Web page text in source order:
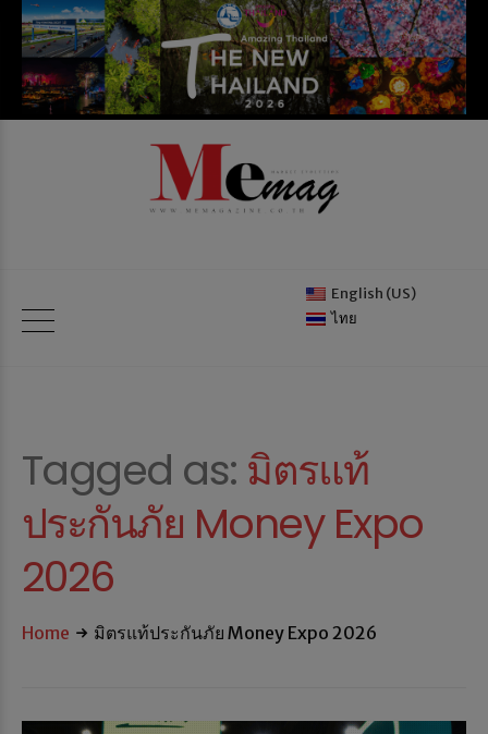
English (US)
ไทย
Tagged as: มิตรแท้
ประกันภัย Money Expo
2026
Home มิตรแท้ประกันภัย Money Expo 2026